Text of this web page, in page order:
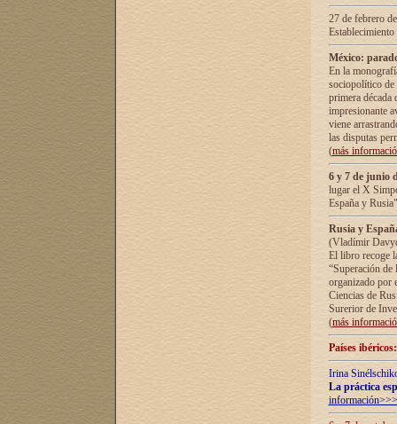
27 de febrero
México:
En la
sociopolítico de
primera década
impresionante
viene
las disputas
(más
6 y 7 de junio
lugar el X
España y
Rusia y
(Vladímir
El libro recoge
“Superación
organizado por
Ciencias de
Surerior de
(más
Países
Irina
La práctica
información>>>